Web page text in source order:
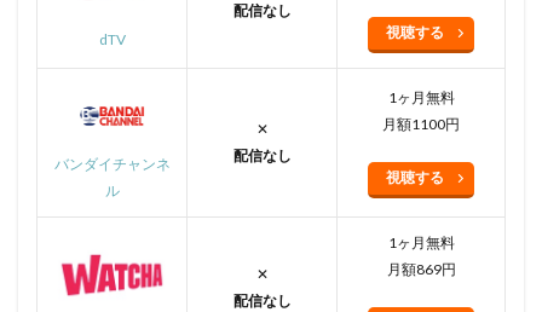
dTV
配信なし
視聴する
バンダイチャンネ
ル
✕
配信なし
1ヶ月無料
月額1100円
視聴する
✕
配信なし
1ヶ月無料
月額869円